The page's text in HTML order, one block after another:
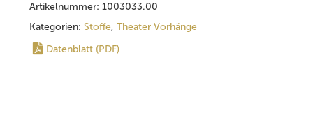
Artikelnummer: 1003033.00
Kategorien: Stoffe, Theater Vorhänge
Datenblatt (PDF)